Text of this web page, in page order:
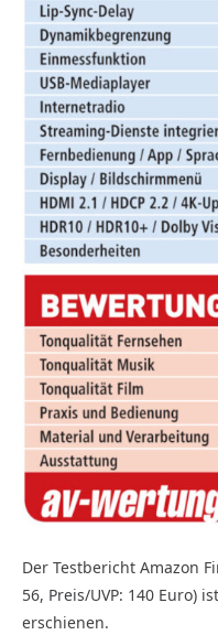
Der Testbericht Amazon
56, Preis/UVP: 140 Euro)
erschienen.